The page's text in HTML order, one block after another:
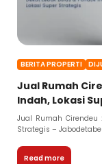
BERITA PROPERTI
Jual Rumah
Indah, Lokasi
Jual Rumah Cirendeu
Strategis –
Read more